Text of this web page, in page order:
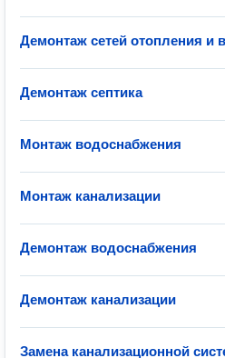
Демонтаж сетей отопления и
Демонтаж септика
Монтаж водоснабжения
Монтаж канализации
Демонтаж водоснабжения
Демонтаж канализации
Замена канализационной